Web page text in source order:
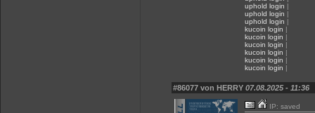
uphold login |
uphold login |
uphold login |
kucoin login |
kucoin login |
kucoin login |
kucoin login |
kucoin login |
kucoin login |
#86077 von HERRY 07.08.2025 - 11:36
IP: saved